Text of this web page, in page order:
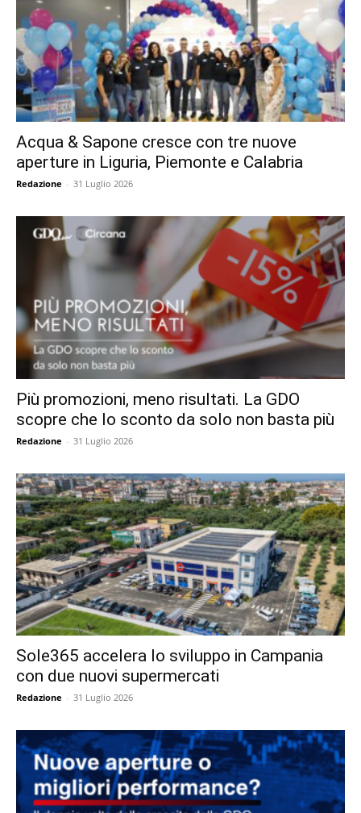
Acqua & Sapone cresce con tre nuove
aperture in Liguria, Piemonte e Calabria
Redazione - 31 Luglio 2026
Più promozioni, meno risultati. La GDO
scopre che lo sconto da solo non basta più
Redazione - 31 Luglio 2026
Sole365 accelera lo sviluppo in Campania
con due nuovi supermercati
Redazione - 31 Luglio 2026